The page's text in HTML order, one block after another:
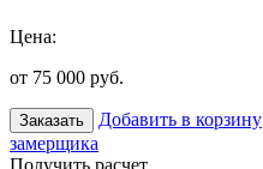
Цена:
от 75 000 руб.
Заказать Добавить в корзину
замерщика
Получить расчет